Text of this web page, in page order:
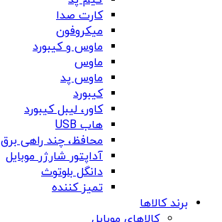
کارت صدا
میکروفون
ماوس و کیبورد
ماوس
ماوس پد
کیبورد
کاور، لیبل کیبورد
هاب USB
محافظ، چند راهی برق
آداپتور شارژر موبایل
دانگل بلوتوث
تمیز کننده
برند کالاها